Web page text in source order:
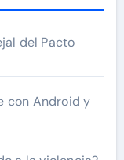
del Pacto
con Android y